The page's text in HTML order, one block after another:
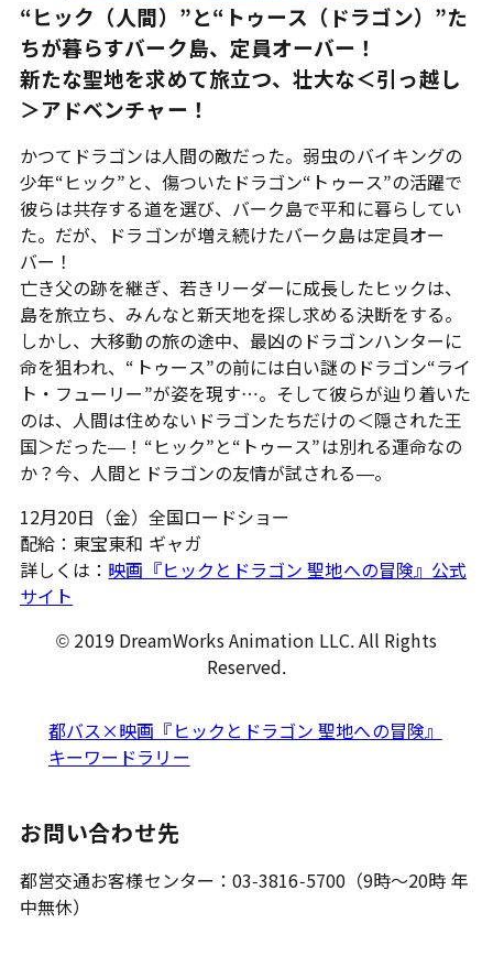
“ヒック（人間）”と“トゥース（ドラゴン）”た
ちが暮らすバーク島、定員オーバー！
新たな聖地を求めて旅立つ、壮大な＜引っ越し
＞アドベンチャー！
かつてドラゴンは人間の敵だった。弱虫のバイキングの
少年“ヒック”と、傷ついたドラゴン“トゥース”の活躍で
彼らは共存する道を選び、バーク島で平和に暮らしてい
た。だが、ドラゴンが増え続けたバーク島は定員オー
バー！
亡き父の跡を継ぎ、若きリーダーに成長したヒックは、
島を旅立ち、みんなと新天地を探し求める決断をする。
しかし、大移動の旅の途中、最凶のドラゴンハンターに
命を狙われ、“トゥース”の前には白い謎のドラゴン“ライ
ト・フューリー”が姿を現す…。そして彼らが辿り着いた
のは、人間は住めないドラゴンたちだけの＜隠された王
国＞だった—！“ヒック”と“トゥース”は別れる運命なの
か？今、人間とドラゴンの友情が試される—。
12月20日（金）全国ロードショー
配給：東宝東和 ギャガ
詳しくは： 映画『ヒックとドラゴン 聖地への冒険』公式
サイト
© 2019 DreamWorks Animation LLC. All Rights
Reserved.
都バス×映画『ヒックとドラゴン 聖地への冒険』
キーワードラリー
お問い合わせ先
都営交通お客様センター：03-3816-5700（9時～20時 年
中無休）